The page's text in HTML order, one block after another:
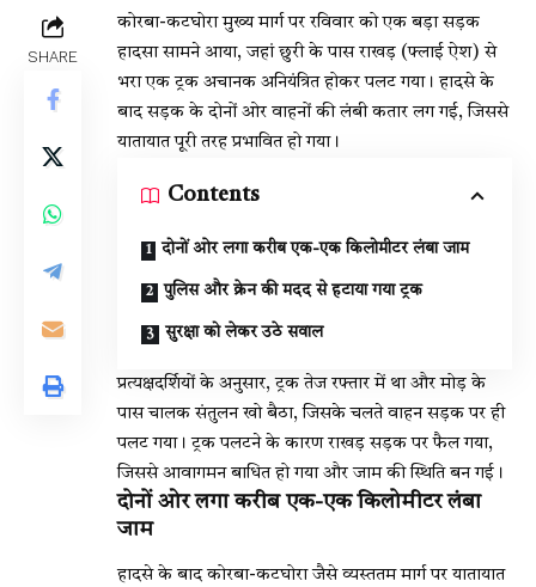
SHARE
कोरबा-कटघोरा मुख्य मार्ग पर रविवार को एक बड़ा सड़क
हादसा सामने आया, जहां छुरी के पास राखड़ (फ्लाई ऐश) से
भरा एक ट्रक अचानक अनियंत्रित होकर पलट गया। हादसे के
बाद सड़क के दोनों ओर वाहनों की लंबी कतार लग गई, जिससे
यातायात पूरी तरह प्रभावित हो गया।
Contents
दोनों ओर लगा करीब एक-एक किलोमीटर लंबा जाम
पुलिस और क्रेन की मदद से हटाया गया ट्रक
सुरक्षा को लेकर उठे सवाल
प्रत्यक्षदर्शियों के अनुसार, ट्रक तेज रफ्तार में था और मोड़ के
पास चालक संतुलन खो बैठा, जिसके चलते वाहन सड़क पर ही
पलट गया। ट्रक पलटने के कारण राखड़ सड़क पर फैल गया,
जिससे आवागमन बाधित हो गया और जाम की स्थिति बन गई।
दोनों ओर लगा करीब एक-एक किलोमीटर लंबा
जाम
हादसे के बाद कोरबा-कटघोरा जैसे व्यस्ततम मार्ग पर यातायात